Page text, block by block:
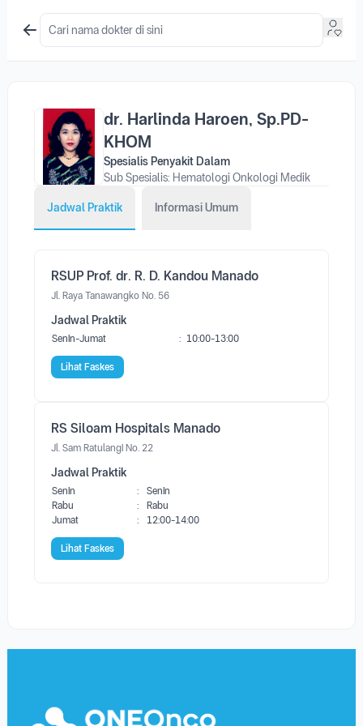
dr. Harlinda Haroen, Sp.PD-
KHOM
Spesialis Penyakit Dalam
Sub Spesialis: Hematologi Onkologi Medik
Jadwal Praktik Informasi Umum
RSUP Prof. dr. R. D. Kandou Manado
Jl. Raya Tanawangko No. 56
Jadwal Praktik
Senin-Jumat : 10:00-13:00
Lihat Faskes
RS Siloam Hospitals Manado
Jl. Sam Ratulangi No. 22
Jadwal Praktik
Senin :
Senin
Rabu
:
Rabu
Jumat
: 12:00-14:00
Lihat Faskes